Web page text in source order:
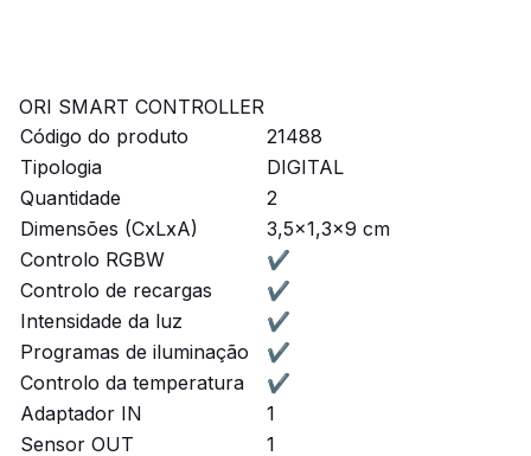
ORI SMART CONTROLLER
Código do produto
21488
Tipologia
DIGITAL
Quantidade
2
Dimensões (CxLxA)
3,5x1,3x9 cm
Controlo RGBW
✔
Controlo de recargas
✔
Intensidade da luz
✔
Programas de iluminação
✔
Controlo da temperatura
✔
Adaptador IN
1
Sensor OUT
1